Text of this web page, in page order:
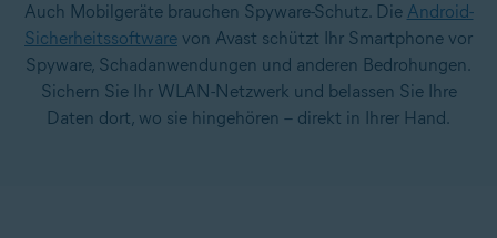
Auch Mobilgeräte brauchen Spyware-Schutz. Die Android-
Sicherheitssoftware von Avast schützt Ihr Smartphone vor
Spyware, Schadanwendungen und anderen Bedrohungen.
Sichern Sie Ihr WLAN-Netzwerk und belassen Sie Ihre
Daten dort, wo sie hingehören – direkt in Ihrer Hand.